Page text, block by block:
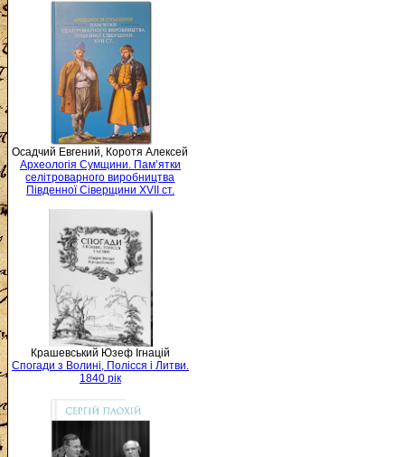
Осадчий Евгений, Коротя Алексей
Археологія Сумщини. Пам’ятки
селітроварного виробництва
Південної Сіверщини XVII ст.
Крашевський Юзеф Ігнацій
Спогади з Волині, Полісся і Литви.
1840 рік